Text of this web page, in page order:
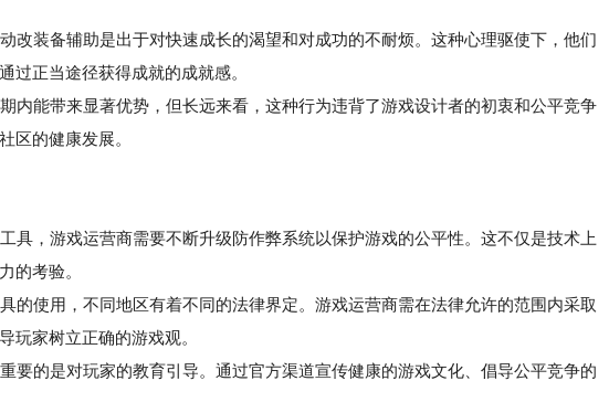
改装备辅助是出于对快速成长的渴望和对成功的不耐烦。这种心理驱使下，他们
过正当途径获得成就的成就感。
能带来显著优势，但长远来看，这种行为违背了游戏设计者的初衷和公平竞争
区的健康发展。
具，游戏运营商需要不断升级防作弊系统以保护游戏的公平性。这不仅是技术上
的考验。
使用，不同地区有着不同的法律界定。游戏运营商需在法律允许的范围内采取
玩家树立正确的游戏观。
的是对玩家的教育引导。通过官方渠道宣传健康的游戏文化、倡导公平竞争的